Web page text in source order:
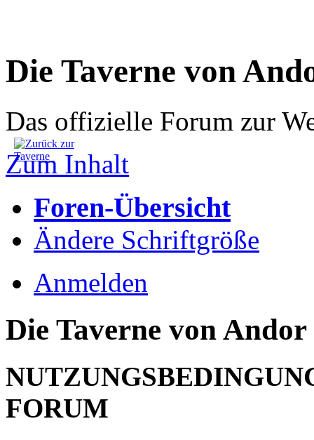
Die Taverne von
Das offizielle Forum zur
Zum Inhalt
Foren-Übersicht
Ändere Schriftgröße
Anmelden
Die Taverne von
FORUM